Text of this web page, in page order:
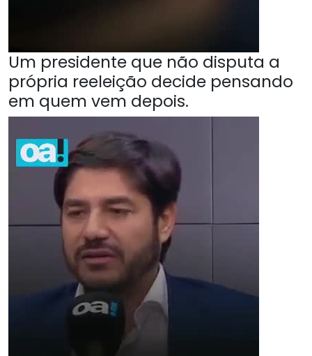
Um presidente que não disputa a
própria reeleição decide pensando
em quem vem depois.